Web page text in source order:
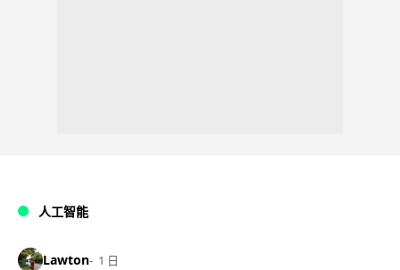
人工智能
Lawton 1 日